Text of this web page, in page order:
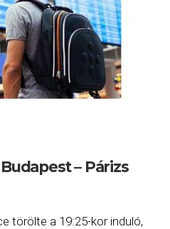
– Párizs
törölte a 19:25-kor induló,